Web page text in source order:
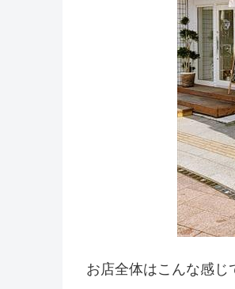
お店全体はこんな感じ